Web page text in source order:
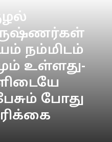
நம்மிடம்
உள்ளது-
போது